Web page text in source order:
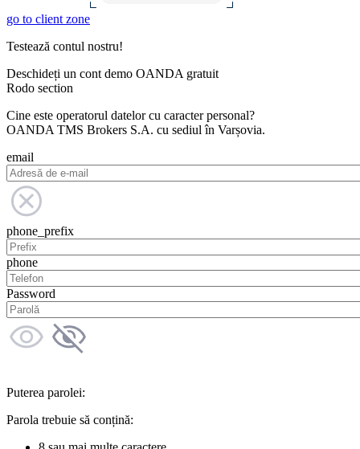
go to client zone
Testează contul nostru!
Deschideți un cont demo OANDA gratuit
Rodo section
Cine este operatorul datelor cu caracter personal?
OANDA TMS Brokers S.A. cu sediul în Varșovia.
email
phone_prefix
phone
Password
Puterea parolei:
Parola trebuie să conțină: